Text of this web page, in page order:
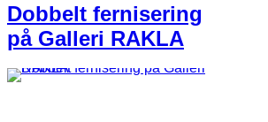
Dobbelt fernisering
på Galleri RAKLA